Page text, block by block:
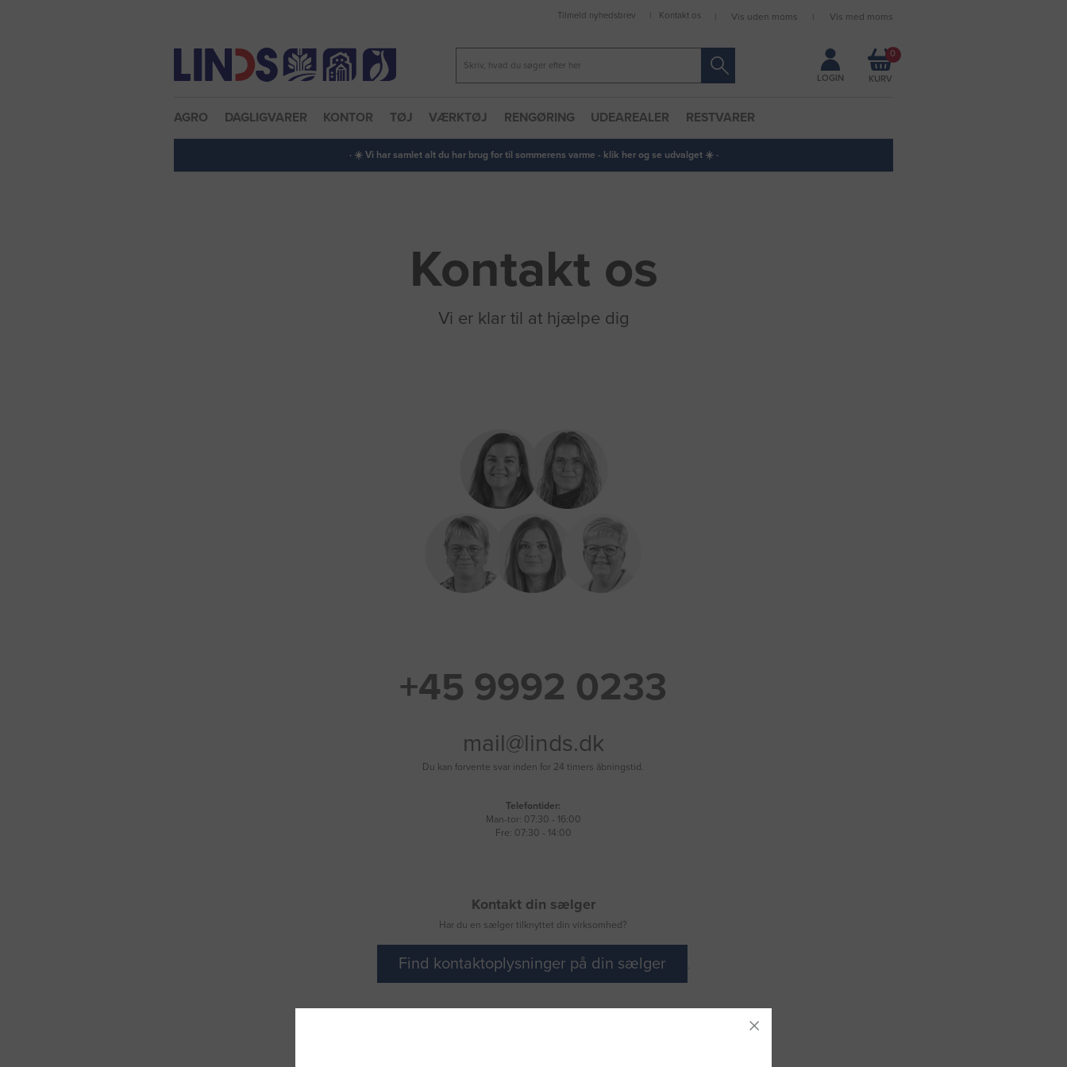
Forbliv logget ind
Tilmeld nyhedsbrev Kontakt os Vis uden moms Vis med moms
LOGIN
0
AGRO DAGLIGVARER KONTOR TØJ VÆRKTØJ RENGØRING UDEAREALER RESTVARER
· ☀️ Vi har samlet alt du har brug for til sommerens varme - klik her og se udvalget ☀️ ·
Kontakt os
Vi er klar til at hjælpe dig
+45 9992 0233
mail@linds.dk
Du kan forvente svar inden for 24 timers åbningstid.
Telefontider:
Man-tor: 07:30 - 16:00
Fre: 07:30 - 14:00
Kontakt din sælger
Har du en sælger tilknyttet din virksomhed?
Find kontaktoplysninger på din sælger .